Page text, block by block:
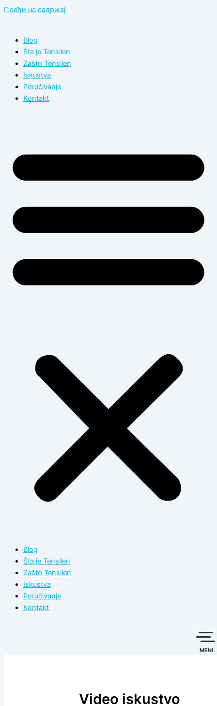
Пређи на садржај
Blog
Šta je Tensilen
Zašto Tensilen
Iskustva
Poručivanje
Kontakt
Blog
Šta je Tensilen
Zašto Tensilen
Iskustva
Poručivanje
Kontakt
MENI
Video iskustvo